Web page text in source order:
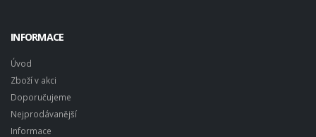
INFORMACE
Úvod
Zboží v akci
Doporučujeme
Nejprodávanější
Informace